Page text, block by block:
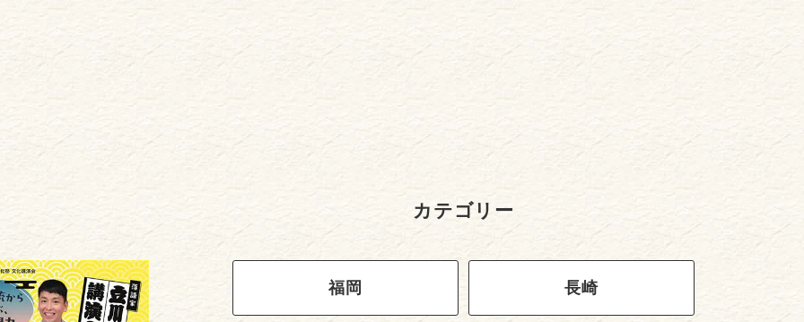
カテゴリー
福岡 長崎